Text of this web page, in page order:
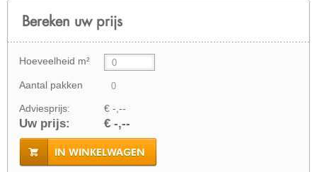
Bereken uw prijs
Hoeveelheid m²
Aantal pakken
Adviesprijs: € -,--
Uw prijs: € -,--
IN WINKELWAGEN